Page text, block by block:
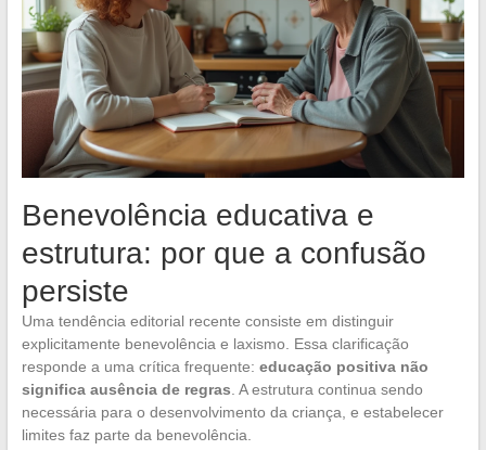
Benevolência educativa e
estrutura: por que a confusão
persiste
Uma tendência editorial recente consiste em distinguir
explicitamente benevolência e laxismo. Essa clarificação
responde a uma crítica frequente: educação positiva não
significa ausência de regras. A estrutura continua sendo
necessária para o desenvolvimento da criança, e estabelecer
limites faz parte da benevolência.